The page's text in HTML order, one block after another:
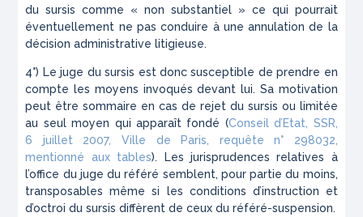
du sursis comme « non substantiel » ce qui pourrait
éventuellement ne pas conduire à une annulation de la
décision administrative litigieuse.
4°) Le juge du sursis est donc susceptible de prendre en
compte les moyens invoqués devant lui. Sa motivation
peut être sommaire en cas de rejet du sursis ou limitée
au seul moyen qui apparaît fondé (Conseil d’Etat, SSR,
6 juillet 2007, Ville de Paris, requête n° 298032,
mentionné aux tables). Les jurisprudences relatives à
l’office du juge du référé semblent, pour partie du moins,
transposables même si les conditions d’instruction et
d’octroi du sursis diffèrent de ceux du référé-suspension.